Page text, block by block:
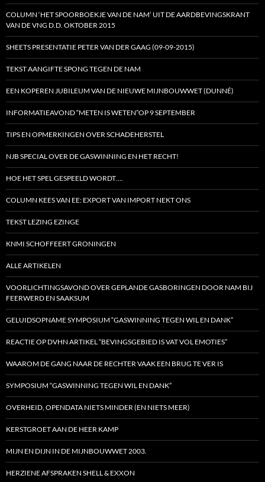
COLUMN ‘HET SPOORBOEKJE VAN DE NAM’ UIT DE AARDBEVINGSKRANT
VAN DE VNG D.D. OKTOBER 2015
SHEETS PRESENTATIE PETER VAN DER GAAG (09-09-2015)
TEKST AANGIFTE SPONG TEGEN DE NAM
EEN KOPEREN JUBILEUM VAN DE NIEUWE MIJNBOUWWET (DUNNÉ)
INFORMATIEAVOND “METEN IS WETEN”OP 9 SEPTEMBER
TIPS EN OPMERKINGEN OVER SCHADEHERSTEL
NJB SPECIAL OVER DE GASWINNING EN HET RECHT!
HOE HET SPEL GESPEELD WORDT….
COLUMN KEES VAN EE: EXPORT VAN IMPORT NEKT ONS
TEKST LEZING EZINGE
KNMI SCHOFFEERT GRONINGEN
ALLE ARTIKELEN
VOORLICHTINGSAVOND OVER GEPLANDE GASBORINGEN DOOR NAM BIJ
FEERWERD EN SAAKSUM
GELUIDSOPNAME SYMPOSIUM “GASWINNING TEGEN WIL EN DANK”
REACTIE OP DVHN ARTIKEL “BEVINGSGEBIED IS VAT VOL EMOTIES”
WAAROM DE GANG NAAR DE RECHTER VAAK EEN BRUG TE VER IS
SYMPOSIUM “GASWINNING TEGEN WIL EN DANK”
OVERHEID, OPENDATA NIETS MINDER (EN NIETS MEER)
KERSTGROET AAN DE HEER KAMP
MIJN EN DIJN IN DE MIJNBOUWWET 2003.
HERZIENE AFSPRAKEN SHELL & EXXON